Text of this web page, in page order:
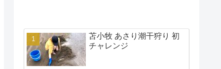
苫小牧 あさり潮干狩り 初
チャレンジ